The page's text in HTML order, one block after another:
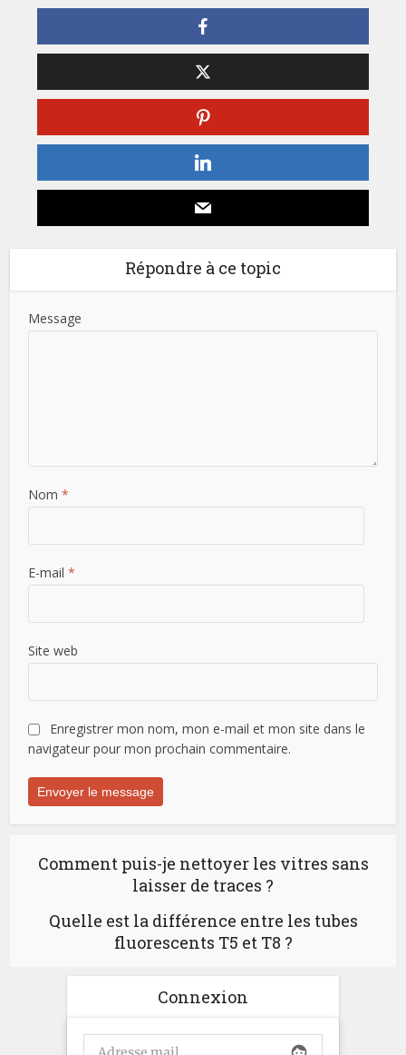
Répondre à ce topic
Message
Nom*
E-mail*
Site web
Enregistrer mon nom, mon e-mail et mon site dans le
navigateur pour mon prochain commentaire.
Comment puis-je nettoyer les vitres sans
laisser de traces ?
Quelle est la différence entre les tubes
fluorescents T5 et T8 ?
Connexion